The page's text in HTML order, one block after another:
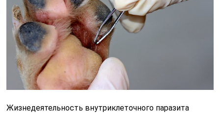
Жизнедеятельность внутриклеточного паразита